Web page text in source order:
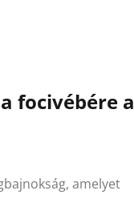
focivébére a
amelyet